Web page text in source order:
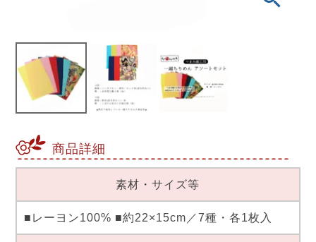
商品詳細
素材・サイズ等
■レーヨン100% ■約22×15cm／7種・各1枚入